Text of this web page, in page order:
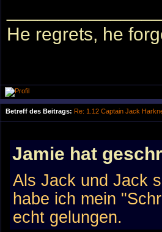
He regrets, he
Betreff des Beitrags: Re: 1.12 Captain Jack
Jamie hat
Als Jack und Jack
habe ich mein
echt gelungen.